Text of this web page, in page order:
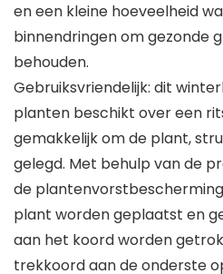
en een kleine hoeveelheid
binnendringen om gezonde
behouden.
Gebruiksvriendelijk: dit
planten beschikt over een
gemakkelijk om de plant,
gelegd. Met behulp van de
de
plant worden geplaatst en
aan het koord worden
trekkoord aan de onderste